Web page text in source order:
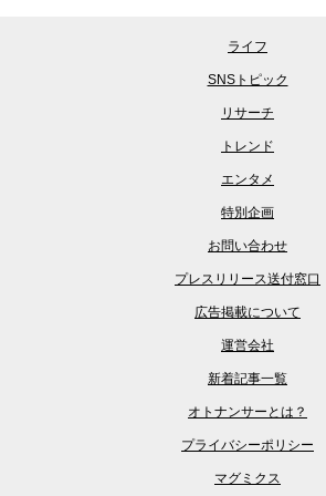
ライフ
SNSトピック
リサーチ
トレンド
エンタメ
特別企画
お問い合わせ
プレスリリース送付窓口
広告掲載について
運営会社
新着記事一覧
オトナンサーとは？
プライバシーポリシー
マグミクス